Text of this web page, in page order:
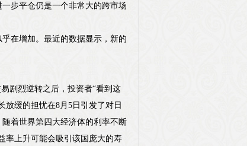
步平仓仍是一个非常大的跨市场
在增加。最近的数据显示，新的
剧烈逆转之后，投资者“看到这
放缓的担忧在8月5日引发了对日
着世界第四大经济体的利率不断
率上升可能会吸引该国庞大的寿